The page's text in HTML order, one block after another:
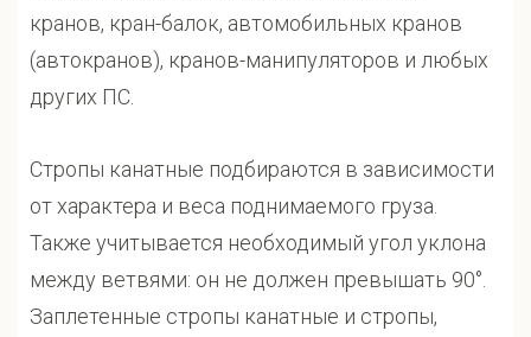
кранов, кран-балок, автомобильных кранов
(автокранов), кранов-манипуляторов и любых
других ПС.
Стропы канатные подбираются в зависимости
от характера и веса поднимаемого груза.
Также учитывается необходимый угол уклона
между ветвями: он не должен превышать 90°.
Заплетенные стропы канатные и стропы,